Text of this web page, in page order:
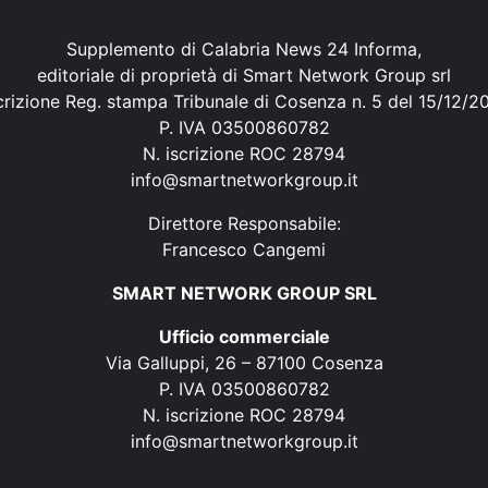
Supplemento di Calabria News 24 Informa,
editoriale di proprietà di Smart Network Group srl
Reg. stampa Tribunale di Cosenza n. 5 del 15/12/
P. IVA 03500860782
N. iscrizione ROC 28794
info@smartnetworkgroup.it
Direttore Responsabile:
Francesco Cangemi
SMART NETWORK GROUP SRL
Ufficio commerciale
Via Galluppi, 26 – 87100 Cosenza
P. IVA 03500860782
N. iscrizione ROC 28794
info@smartnetworkgroup.it